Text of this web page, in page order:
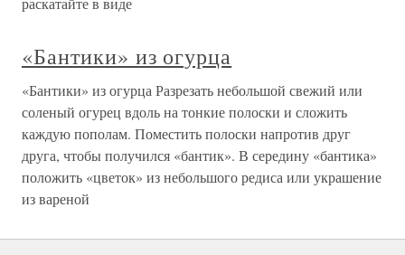
«Бантики» из огурца
«Бантики» из огурца Разрезать небольшой свежий или
соленый огурец вдоль на тонкие полоски и сложить
каждую пополам. Поместить полоски напротив друг
друга, чтобы получился «бантик». В середину «бантика»
положить «цветок» из небольшого редиса или украшение
из вареной